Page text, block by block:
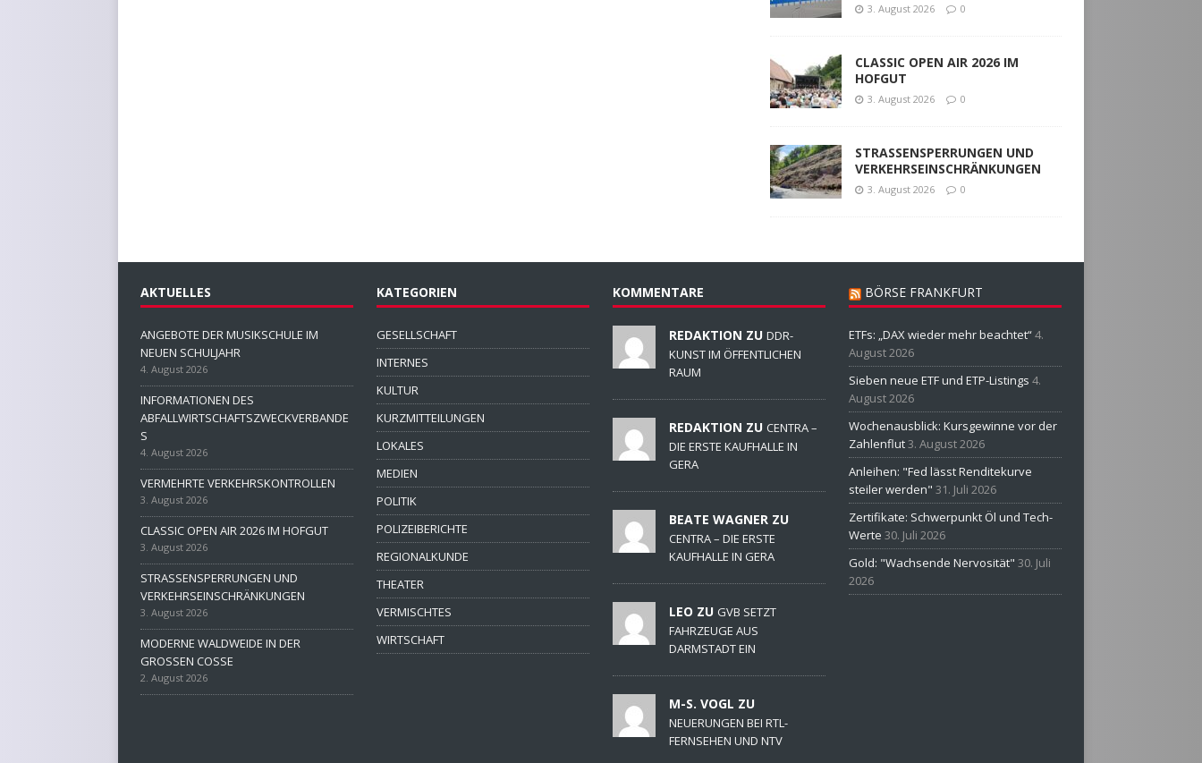
3. August 2026 0
CLASSIC OPEN AIR 2026 IM
HOFGUT
3. August 2026 0
STRASSENSPERRUNGEN UND
VERKEHRSEINSCHRÄNKUNGEN
3. August 2026 0
AKTUELLES
ANGEBOTE DER MUSIKSCHULE IM
NEUEN SCHULJAHR
4. August 2026
INFORMATIONEN DES
ABFALLWIRTSCHAFTSZWECKVERBANDE
S
4. August 2026
VERMEHRTE VERKEHRSKONTROLLEN
3. August 2026
CLASSIC OPEN AIR 2026 IM HOFGUT
3. August 2026
STRASSENSPERRUNGEN UND
VERKEHRSEINSCHRÄNKUNGEN
3. August 2026
MODERNE WALDWEIDE IN DER
GROSSEN COSSE
2. August 2026
KATEGORIEN
GESELLSCHAFT
INTERNES
KULTUR
KURZMITTEILUNGEN
LOKALES
MEDIEN
POLITIK
POLIZEIBERICHTE
REGIONALKUNDE
THEATER
VERMISCHTES
WIRTSCHAFT
KOMMENTARE
REDAKTION ZU DDR-
KUNST IM ÖFFENTLICHEN
RAUM
REDAKTION ZU CENTRA –
DIE ERSTE KAUFHALLE IN
GERA
BEATE WAGNER ZU
CENTRA – DIE ERSTE
KAUFHALLE IN GERA
LEO ZU GVB SETZT
FAHRZEUGE AUS
DARMSTADT EIN
M-S. VOGL ZU
NEUERUNGEN BEI RTL-
FERNSEHEN UND NTV
BÖRSE FRANKFURT
ETFs: „DAX wieder mehr beachtet“4.
August 2026
Sieben neue ETF und ETP-Listings 4.
August 2026
Wochenausblick: Kursgewinne vor der
Zahlenflut3. August 2026
Anleihen: "Fed lässt Renditekurve
steiler werden" 31. Juli 2026
Zertifikate: Schwerpunkt Öl und Tech-
Werte 30. Juli 2026
Gold: "Wachsende Nervosität" 30. Juli
2026